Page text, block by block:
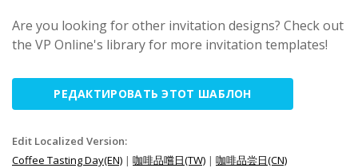
Are you looking for other invitation designs? Check out
the VP Online's library for more invitation templates!
РЕДАКТИРОВАТЬ ЭТОТ ШАБЛОН
Edit Localized Version:
Coffee Tasting Day(EN) | 咖啡品嚐日(TW) | 咖啡品尝日(CN)